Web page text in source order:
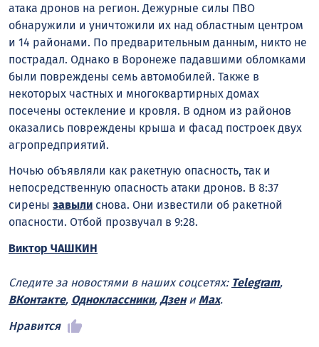
атака дронов на регион. Дежурные силы ПВО
обнаружили и уничтожили их над областным центром
и 14 районами. По предварительным данным, никто не
пострадал. Однако в Воронеже падавшими обломками
были повреждены семь автомобилей. Также в
некоторых частных и многоквартирных домах
посечены остекление и кровля. В одном из районов
оказались повреждены крыша и фасад построек двух
агропредприятий.
Ночью объявляли как ракетную опасность, так и
непосредственную опасность атаки дронов. В 8:37
сирены завыли снова. Они известили об ракетной
опасности. Отбой прозвучал в 9:28.
Виктор ЧАШКИН
Следите за новостями в наших соцсетях: Telegram,
ВКонтакте, Одноклассники, Дзени Max.
Нравится